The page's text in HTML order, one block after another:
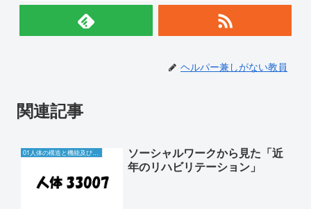
ヘルパー兼しがない教員
関連記事
01人体の構造と機能及び疾病
ソーシャルワークから見た「近
年のリハビリテーション」